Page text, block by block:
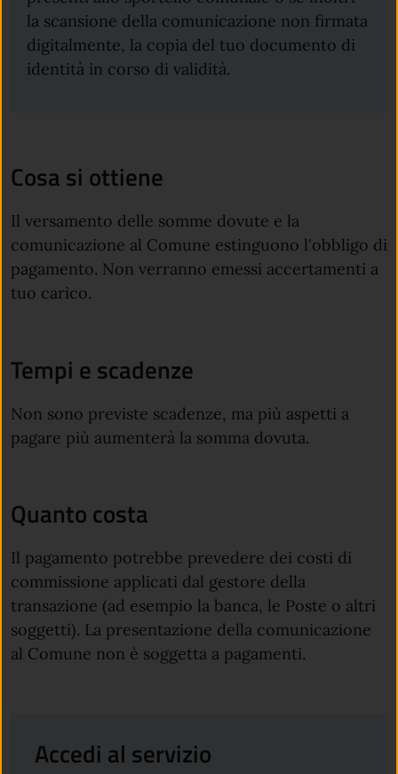
la scansione della comunicazione non firmata
digitalmente, la copia del tuo documento di
identità in corso di validità.
Cosa si ottiene
Il versamento delle somme dovute e la
comunicazione al Comune estinguono l'obbligo di
pagamento. Non verranno emessi accertamenti a
tuo carico.
Tempi e scadenze
Non sono previste scadenze, ma più aspetti a
pagare più aumenterà la somma dovuta.
Quanto costa
Il pagamento potrebbe prevedere dei costi di
commissione applicati dal gestore della
transazione (ad esempio la banca, le Poste o altri
soggetti). La presentazione della comunicazione
al Comune non è soggetta a pagamenti.
Accedi al servizio